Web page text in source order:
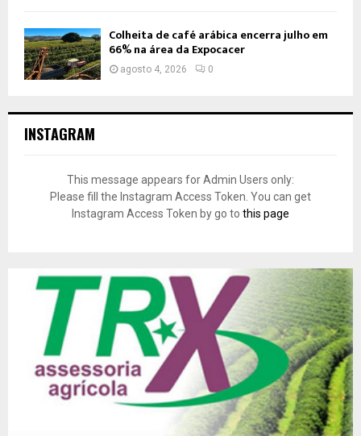
Colheita de café arábica encerra julho em
66% na área da Expocacer
agosto 4, 2026 0
INSTAGRAM
This message appears for Admin Users only:
Please fill the Instagram Access Token. You can get
Instagram Access Token by go to this page